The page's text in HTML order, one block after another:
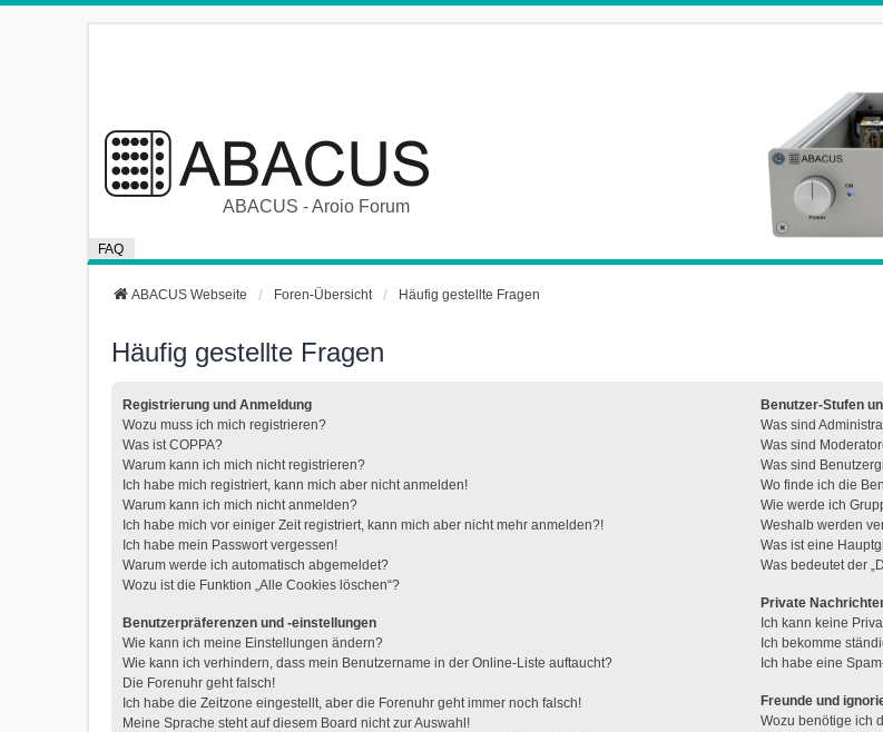
ABACUS - Aroio Forum
FAQ
ABACUS Webseite Foren-Übersicht Häufig gestellte Fragen
Häufig gestellte Fragen
Registrierung und Anmeldung
Wozu muss ich mich registrieren?
Was ist COPPA?
Warum kann ich mich nicht registrieren?
Ich habe mich registriert, kann mich aber nicht anmelden!
Warum kann ich mich nicht anmelden?
Ich habe mich vor einiger Zeit registriert, kann mich aber nicht mehr anmelden?!
Ich habe mein Passwort vergessen!
Warum werde ich automatisch abgemeldet?
Wozu ist die Funktion „Alle Cookies löschen“?
Benutzerpräferenzen und -einstellungen
Wie kann ich meine Einstellungen ändern?
Wie kann ich verhindern, dass mein Benutzername in der Online-Liste auftaucht?
Die Forenuhr geht falsch!
Ich habe die Zeitzone eingestellt, aber die Forenuhr geht immer noch falsch!
Meine Sprache steht auf diesem Board nicht zur Auswahl!
Benutzer-Stufen
Was sind
Was sind
Was sind
Wo finde ich die
Wie werde ich
Weshalb werden
Was ist eine
Was bedeutet der
Private
Ich kann keine
Ich bekomme
Ich habe eine
Freunde und
Wozu benötige ich